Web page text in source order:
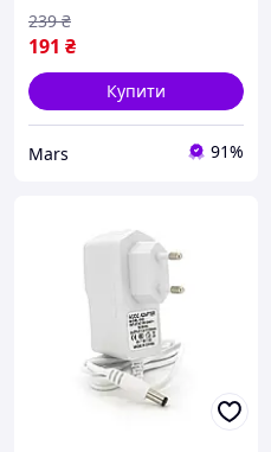
191 ₴
239 ₴
Купити
Mars 91%